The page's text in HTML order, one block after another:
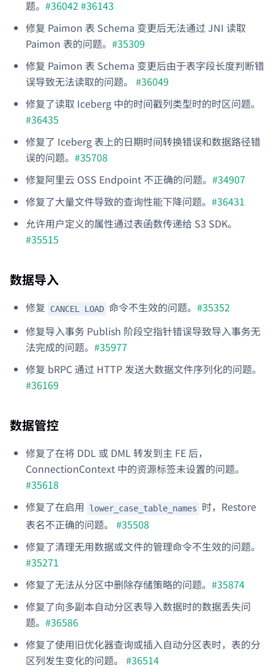
题。 #36042 #36143
修复 Paimon 表 Schema 变更后无法通过 JNI 读取
Paimon 表的问题。 #35309
修复 Paimon 表 Schema 变更后由于表字段长度判断错
误导致无法读取的问题。 #36049
修复了读取 Iceberg 中的时间戳列类型时的时区问题。
#36435
修复了 Iceberg 表上的日期时间转换错误和数据路径错
误的问题。 #35708
修复阿里云 OSS Endpoint 不正确的问题。 #34907
修复了大量文件导致的查询性能下降问题。 #36431
允许用户定义的属性通过表函数传递给 S3 SDK。
#35515
数据导入
修复 CANCEL LOAD 命令不生效的问题。 #35352
修复导入事务 Publish 阶段空指针错误导致导入事务无
法完成的问题。 #35977
修复 bRPC 通过 HTTP 发送大数据文件序列化的问题。
#36169
数据管控
修复了在将 DDL 或 DML 转发到主 FE 后，
ConnectionContext 中的资源标签未设置的问题。
#35618
修复了在启用
lower_case_table_names
时，Restore
表名不正确的问题。 #35508
修复了清理无用数据或文件的管理命令不生效的问题。
#35271
修复了无法从分区中删除存储策略的问题。 #35874
修复了向多副本自动分区表导入数据时的数据丢失问
题。 #36586
修复了使用旧优化器查询或插入自动分区表时，表的分
区列发生变化的问题。 #36514